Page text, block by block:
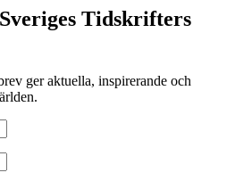
Tidskrifters
ger aktuella, inspirerande och